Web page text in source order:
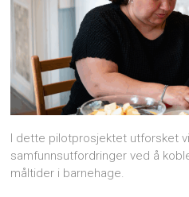
I dette pilotprosjektet utforsket
samfunnsutfordringer ved å
måltider i barnehage.